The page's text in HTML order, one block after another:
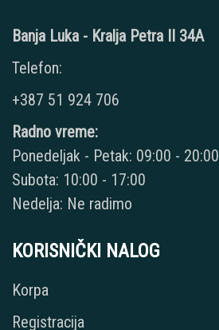
Banja Luka - Kralja Petra II 34A
Telefon:
+387 51 924 706
Radno vreme:
Ponedeljak - Petak: 09:00 - 20:00
Subota: 10:00 - 17:00
Nedelja: Ne radimo
KORISNIČKI NALOG
Korpa
Registracija